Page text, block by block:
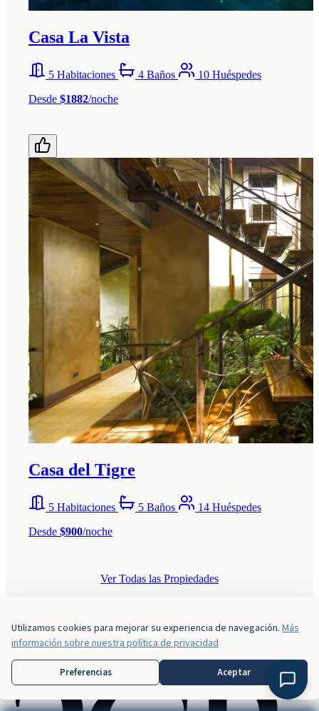
Casa La Vista
5 Habitaciones 4 Baños
10 Huéspedes
Desde $1882/noche
Casa del Tigre
5 Habitaciones 5 Baños
14 Huéspedes
Desde $900/noche
Ver Todas las Propiedades
Utilizamos cookies para mejorar su experiencia de navegación. Más
información sobre nuestra política de privacidad
Preferencias Aceptar